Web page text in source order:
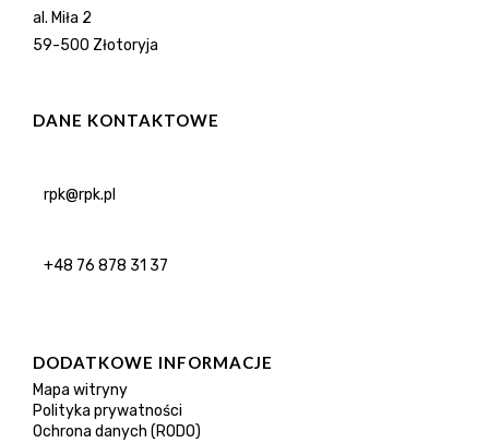
al. Miła 2
59-500 Złotoryja
DANE KONTAKTOWE
rpk@rpk.pl
+48 76 878 31 37
DODATKOWE INFORMACJE
Mapa witryny
Polityka prywatności
Ochrona danych (RODO)